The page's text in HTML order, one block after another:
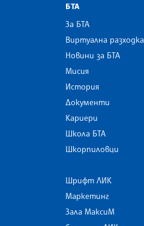
БТА
За БТА
Виртуална разходка
Новини за БТА
Мисия
История
Документи
Кариери
Школа БТА
Шкорпиловци
Шрифт ЛИК
Маркетинг
Зала МаксиМ